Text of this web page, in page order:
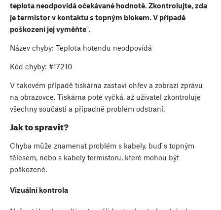
teplota neodpovídá očekávané hodnotě. Zkontrolujte, zda
je termistor v kontaktu s topným blokem. V případě
poškození jej vyměňte".
Název chyby: Teplota hotendu neodpovídá
Kód chyby: #17210
V takovém případě tiskárna zastaví ohřev a zobrazí zprávu
na obrazovce. Tiskárna poté vyčká, až uživatel zkontroluje
všechny součásti a případně problém odstraní.
Jak to spravit?
Chyba může znamenat problém s kabely, buď s topným
tělesem, nebo s kabely termistoru, které mohou být
poškozené.
Vizuální kontrola